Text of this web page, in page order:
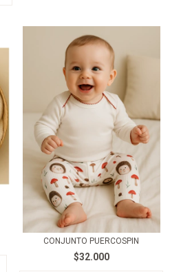
CONJUNTO PUERCOSPIN
$32.000